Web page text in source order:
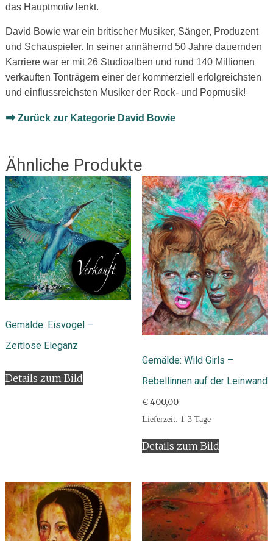
das Hauptmotiv lenkt.
David Bowie war ein britischer Musiker, Sänger, Produzent
und Schauspieler. In seiner annähernd 50 Jahre dauernden
Karriere war er mit 26 Studioalben und rund 140 Millionen
verkauften Tonträgern einer der kommerziell erfolgreichsten
und einflussreichsten Musiker der Rock- und Popmusik!
➡Zurück zur Kategorie David Bowie
Ähnliche Produkte
Gemälde: Eisvogel –
Zeitlose Eleganz
Details zum Bild
Gemälde: Wild Girls –
Rebellinnen auf der Leinwand
€400,00
Lieferzeit: 1-3 Tage
Details zum Bild